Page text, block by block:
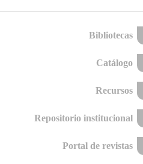
Bibliotecas
Catálogo
Recursos
Repositorio institucional
Portal de revistas